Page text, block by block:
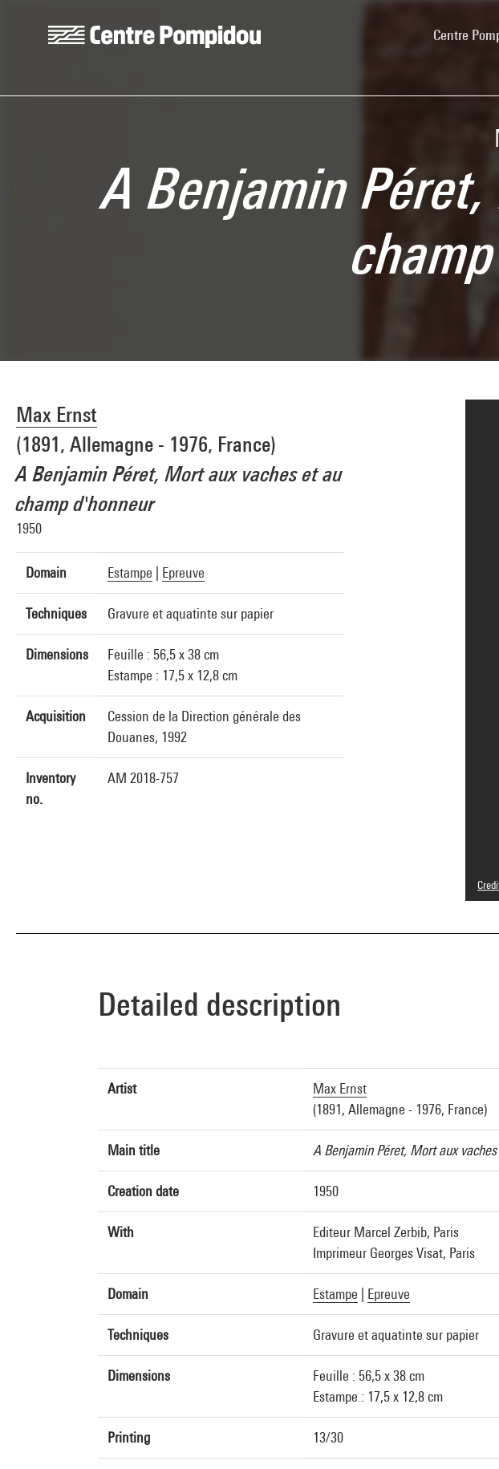
Centre
A Benjamin
Max Ernst
(1891, Allemagne - 1976, France)
A Benjamin Péret, Mort aux vaches et au
champ d'honneur
1950
Domain Estampe Epreuve
Techniques Gravure et aquatinte sur papier
Dimensions
Feuille : 56,5 x 38 cm
Estampe : 17,5 x 12,8 cm
Acquisition
Cession de la Direction générale des
Douanes, 1992
Inventory
no.
AM 2018-757
©
Detailed description
Artist
Max Ernst
(1891, Allemagne - 1976, France)
Main title A Benjamin Péret, Mort aux
Creation date 1950
With
Editeur Marcel Zerbib, Paris
Imprimeur Georges Visat, Paris
Domain Estampe Epreuve
Techniques Gravure et aquatinte sur papier
Dimensions
Feuille : 56,5 x 38 cm
Estampe : 17,5 x 12,8 cm
Printing 13/30